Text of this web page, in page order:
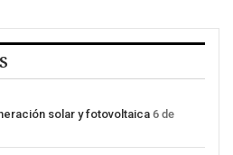
solar y fotovoltaica 6 de